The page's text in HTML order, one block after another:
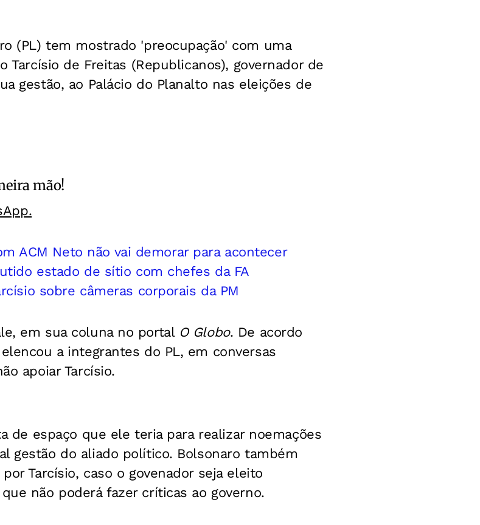
(PL) tem mostrado 'preocupação' com uma
Tarcísio de Freitas (Republicanos), governador de
gestão, ao Palácio do Planalto nas eleições de
mão!
ACM Neto não vai demorar para acontecer
estado de sítio com chefes da FA
sobre câmeras corporais da PM
em sua coluna no portal O Globo. De acordo
a integrantes do PL, em conversas
apoiar Tarcísio.
de espaço que ele teria para realizar noemações
gestão do aliado político. Bolsonaro também
Tarcísio, caso o govenador seja eleito
não poderá fazer críticas ao governo.